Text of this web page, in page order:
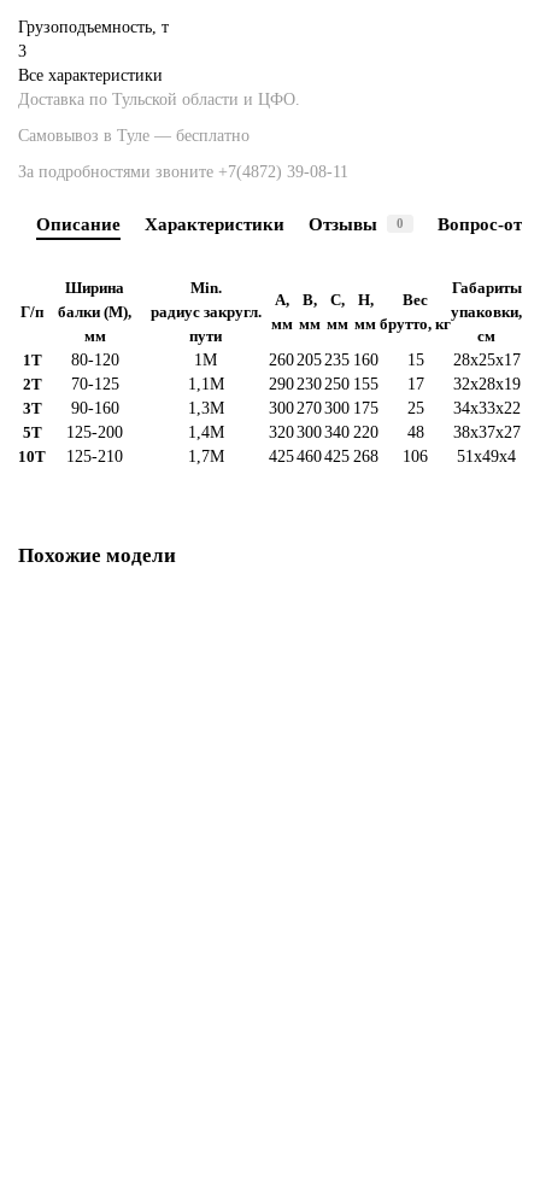
Грузоподъемность, т
3
Все характеристики
Доставка по Тульской области и ЦФО.
Самовывоз в Туле — бесплатно
За подробностями звоните +7(4872) 39-08-11
Описание Характеристики Отзывы 0 Вопрос-
Г/п
Ширина
балки (М),
мм
Min.
радиус закругл.
пути
A,
мм
B,
мм
C,
мм
H,
мм
Вес
брутто, кг
Габариты
упаковки,
см
1T
80-120 1M 260 205 235 160 15
28х25х17
2T
70-125 1,1M 290 230 250 155 17
32х28х19
3T
90-160 1,3M 300 270300 175 25
34х33х22
5T
125-200 1,4M 320300340 220 48
38х37х27
10T
125-210 1,7M 425460425 268 106 51х49х4
Похожие модели